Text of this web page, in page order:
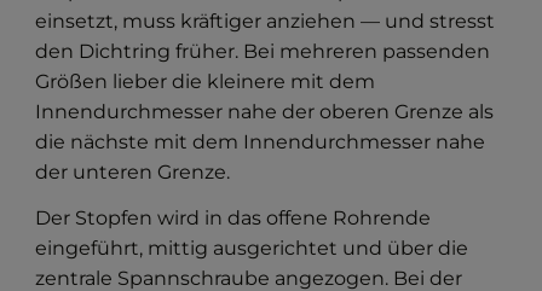
einsetzt, muss kräftiger anziehen — und stresst
den Dichtring früher. Bei mehreren passenden
Größen lieber die kleinere mit dem
Innendurchmesser nahe der oberen Grenze als
die nächste mit dem Innendurchmesser nahe
der unteren Grenze.
Der Stopfen wird in das offene Rohrende
eingeführt, mittig ausgerichtet und über die
zentrale Spannschraube angezogen. Bei der